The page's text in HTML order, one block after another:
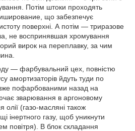
Потім штоки проходять
що забезпечує
поверхні. А потім — триразове
не воспринявшая хромування
вирок на переплавку, за чим
— фарбувальний цех, повністю
амортизаторів йдуть туди по
пофарбованими назад на
зварювання в аргоновому
олії (газо-масляні також
інертного газу, щоб уникнути
повітря). В блок складання